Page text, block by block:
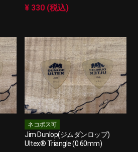
¥ 330 (税込)
ネコポス可
Jim Dunlop(ジムダンロップ)
Ultex® Triangle (0.60mm)